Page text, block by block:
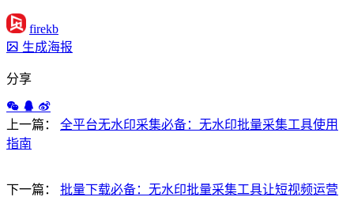
firekb
生成海报
分享
上一篇：
全平台无水印采集必备：无水印批量采集工具使用
指南
下一篇：
批量下载必备：无水印批量采集工具让短视频运营